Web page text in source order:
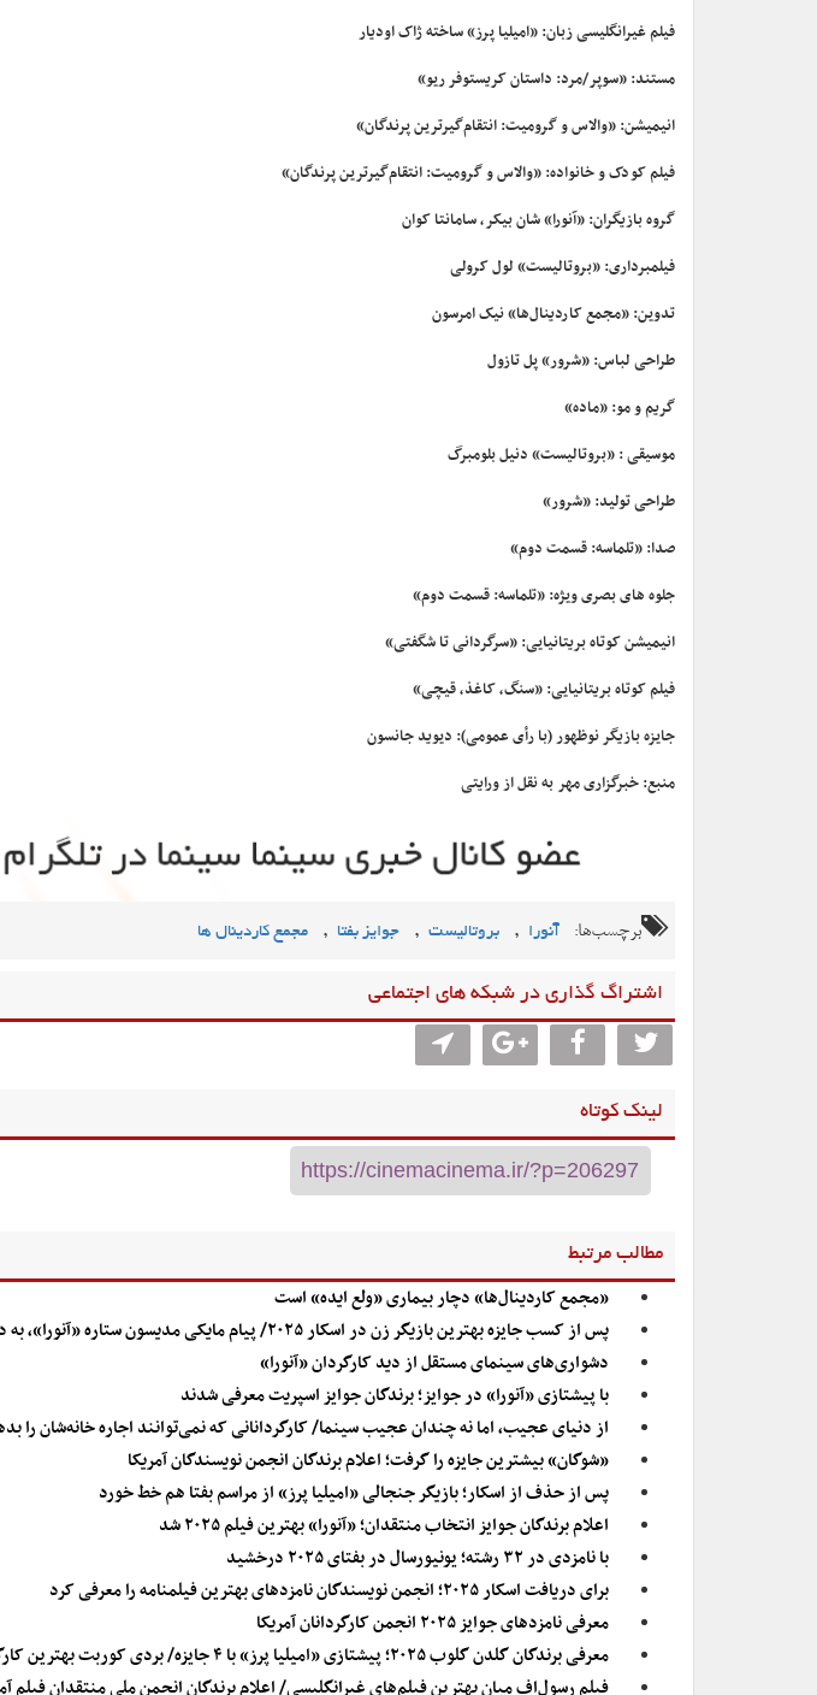
فیلم غیرانگلیسی زبان: «امیلیا پرز» ساخته ژاک اودیار
مستند: «سوپر/مرد: داستان کریستوفر ریو»
انیمیشن: «والاس و گرومیت: انتقام‌گیرترین پرندگان»
فیلم کودک و خانواده: «والاس و گرومیت: انتقام‌گیرترین پرندگان»
گروه بازیگران: «آنورا» شان بیکر، سامانتا کوان
فیلمبرداری: «بروتالیست» لول کرولی
تدوین: «مجمع کاردینال‌ها» نیک امرسون
طراحی لباس: «شرور» پل تازول
گریم و مو: «ماده»
موسیقی : «بروتالیست» دنیل بلومبرگ
طراحی تولید: «شرور»
صدا: «تلماسه: قسمت دوم»
جلوه های بصری ویژه: «تلماسه: قسمت دوم»
انیمیشن کوتاه بریتانیایی: «سرگردانی تا شگفتی»
فیلم کوتاه بریتانیایی: «سنگ، کاغذ، قیچی»
جایزه بازیگر نوظهور (با رأی عمومی): دیوید جانسون
منبع: خبرگزاری مهر به نقل از ورایتی
برچسب‌ها: آنورا , بروتالیست , جوایز بفتا , مجمع کاردینال ها
اشتراگ گذاری در شبکه های اجتماعی
لینک کوتاه
مطالب مرتبط
«مجمع کاردینال‌ها» دچار بیماری «ولع ایده» است
پس از کسب جایزه بهترین بازیگر زن در اسکار ۲۰۲۵/ پیام مایکی مدیسون ستاره «آنورا»، به دمی مور: «عاشقشم»
دشواری‌های سینمای مستقل از دید کارگردان «آنورا»
با پیشتازی «آنورا» در جوایز؛ برندگان جوایز اسپریت معرفی شدند
از دنیای عجیب، اما نه چندان عجیب سینما/ کارگردانانی که نمی‌توانند اجاره خانه‌شان را
«شوگان» بیشترین جایزه را گرفت؛ اعلام برندگان انجمن نویسندگان آمریکا
پس از حذف از اسکار؛ بازیگر جنجالی «امیلیا پرز» از مراسم بفتا هم خط خورد
اعلام برندگان جوایز انتخاب منتقدان؛ «آنورا» بهترین فیلم ۲۰۲۵ شد
با نامزدی در ۳۲ رشته؛ یونیورسال در بفتای ۲۰۲۵ درخشید
برای دریافت اسکار ۲۰۲۵؛ انجمن نویسندگان نامزدهای بهترین فیلمنامه را معرفی کرد
معرفی نامزدهای جوایز ۲۰۲۵ انجمن کارگردانان آمریکا
معرفی برندگان گلدن گلوب ۲۰۲۵؛ پیشتازی «امیلیا پرز» با ۴ جایزه/ بردی کوربت بهترین کارگردان شد
فیلم رسول‌اف میان بهترین فیلم‌های غیرانگلیسی/ اعلام برندگان انجمن ملی منتقدان فیلم